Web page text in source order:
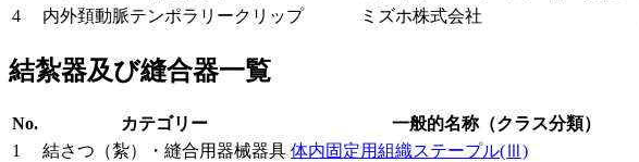
4
内外頚動脈テンポラリークリップ ミズホ株式会社
結紮器及び縫合器一覧
No. カテゴリー 一般的名称（クラス分類）
1
結さつ（紮）・縫合用器械器具 体内固定用組織ステープル(Ⅲ)